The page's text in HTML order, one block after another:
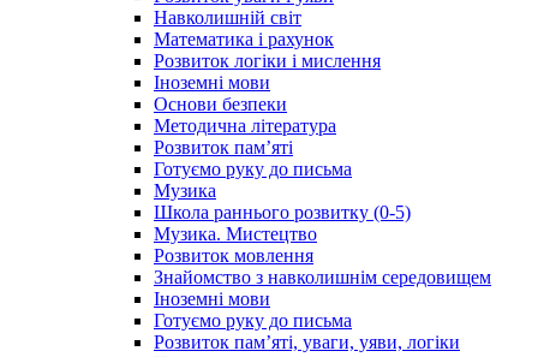
Навколишній світ
Математика і рахунок
Розвиток логіки і мислення
Іноземні мови
Основи безпеки
Методична література
Розвиток пам’яті
Готуємо руку до письма
Музика
Школа раннього розвитку (0-5)
Музика. Мистецтво
Розвиток мовлення
Знайомство з навколишнім середовищем
Іноземні мови
Готуємо руку до письма
Розвиток пам’яті, уваги, уяви, логіки